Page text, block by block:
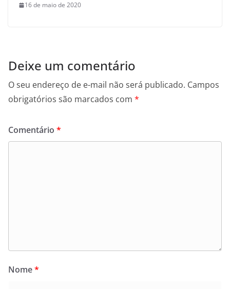
16 de maio de 2020
Deixe um comentário
O seu endereço de e-mail não será publicado. Campos
obrigatórios são marcados com *
Comentário *
Nome*